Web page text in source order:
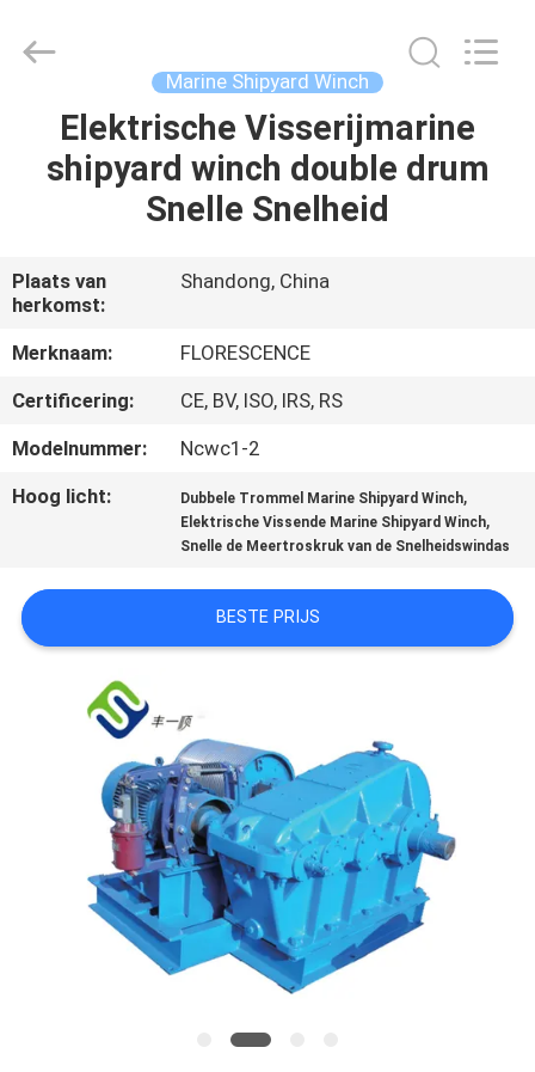
HUIS
PRODUCTEN
VIDEOS
OVER
ONS
KWALITEITSCONTROLE
NEEM
NIEUWS
GEVALLEN
Marine Shipyard Winch
Elektrische Visserijmarine
shipyard winch double drum
Snelle Snelheid
Plaats van
herkomst:
Shandong, China
Merknaam:
FLORESCENCE
Certificering:
CE, BV, ISO, IRS, RS
Modelnummer:
Ncwc1-2
Hoog licht:
Dubbele Trommel Marine Shipyard Winch,
Elektrische Vissende Marine Shipyard Winch,
Snelle de Meertroskruk van de Snelheidswindas
BESTE PRIJS